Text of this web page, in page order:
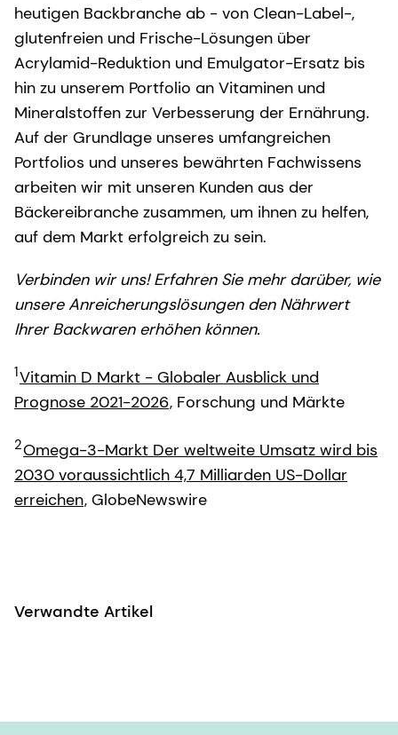
heutigen Backbranche ab - von Clean-Label-,
glutenfreien und Frische-Lösungen über
Acrylamid-Reduktion und Emulgator-Ersatz bis
hin zu unserem Portfolio an Vitaminen und
Mineralstoffen zur Verbesserung der Ernährung.
Auf der Grundlage unseres umfangreichen
Portfolios und unseres bewährten Fachwissens
arbeiten wir mit unseren Kunden aus der
Bäckereibranche zusammen, um ihnen zu helfen,
auf dem Markt erfolgreich zu sein.
Verbinden wir uns! Erfahren Sie mehr darüber, wie
unsere Anreicherungslösungen den Nährwert
Ihrer Backwaren erhöhen können.
1Vitamin D Markt - Globaler Ausblick und
Prognose 2021-2026, Forschung und Märkte
2Omega-3-Markt Der weltweite Umsatz wird bis
2030 voraussichtlich 4,7 Milliarden US-Dollar
erreichen, GlobeNewswire
Verwandte Artikel